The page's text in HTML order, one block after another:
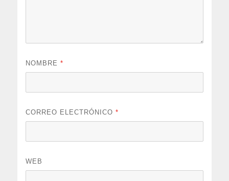
NOMBRE*
CORREO ELECTRÓNICO*
WEB